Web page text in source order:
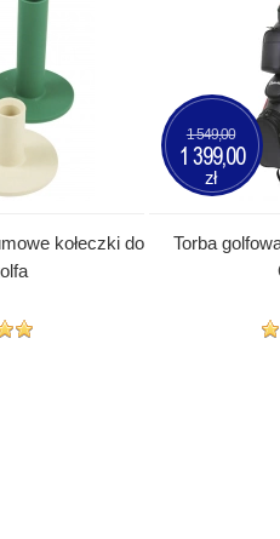
kołeczki do
Torba
1 549,00
1 399,00
zł